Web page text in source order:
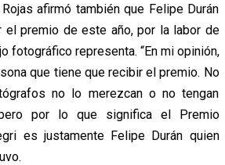
afirmó también que Felipe Durán
el premio de este año, por la labor de
fotográfico representa. “En mi opinión,
que tiene que recibir el premio. No
no lo merezcan o no tengan
por lo que significa el Premio
es justamente Felipe Durán quien